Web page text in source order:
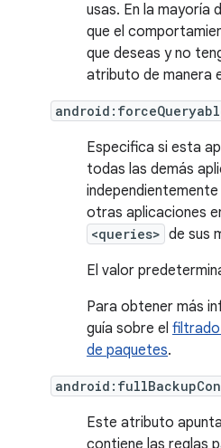
usas. En la mayoría
que el
que deseas y no
atributo de manera
Especifica si esta
todas las demás
otras aplicaciones
<queries> de sus
El valor
Para obtener más
guía sobre el filtrado
de paquetes.
Este atributo
contiene las reglas